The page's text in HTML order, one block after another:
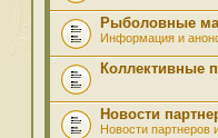
Рыболовные
Информация и
Коллективные
Новости
Новости партнеров